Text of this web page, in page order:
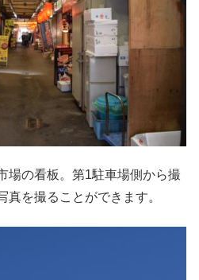
場の看板。第1駐車場側から撮
真を撮ることができます。